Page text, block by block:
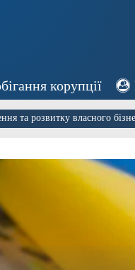
корупції
та розвитку власного